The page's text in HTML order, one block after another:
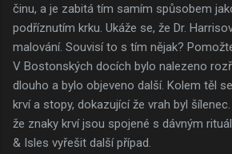
činu, a je zabitá tím samím spůsobem
podříznutím krku. Ukáže se, že Dr.
malování. Souvisí to s tím nějak?
V Bostonských docích bylo nalezeno
dlouho a bylo objeveno další. Kolem těl
krví a stopy, dokazující že vrah byl
že znaky krví jsou spojené s dávným
& Isles vyřešit další případ.